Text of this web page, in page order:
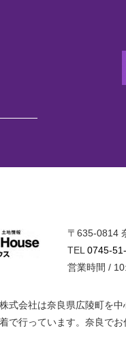
ベリーハ
〒635-0814
TEL 0745-
営業時間 /
式会社は奈良県広陵町を
で行っています。奈良で